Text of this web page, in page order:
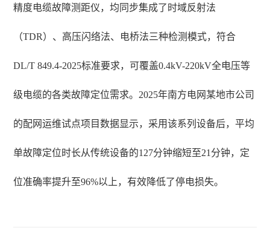
精度电缆故障测距仪，均同步集成了时域反射法
（TDR）、高压闪络法、电桥法三种检测模式，符合
DL/T 849.4-2025标准要求，可覆盖0.4kV-220kV全电压等
级电缆的各类故障定位需求。2025年南方电网某地市公司
的配网运维试点项目数据显示，采用该系列设备后，平均
单故障定位时长从传统设备的127分钟缩短至21分钟，定
位准确率提升至96%以上，有效降低了停电损失。